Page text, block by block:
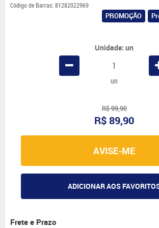
Código de Barras: 81282022969
PROMOÇÃO
Unidade: un
un
R$ 99,90
R$ 89,90
AVISE-ME
ADICIONAR AOS
Frete e Prazo